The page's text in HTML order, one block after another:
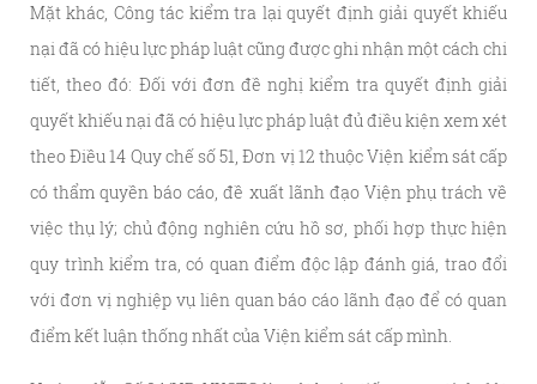
Mặt khác, Công tác kiểm tra lại quyết định giải quyết khiếu
nại đã có hiệu lực pháp luật cũng được ghi nhận một cách chi
tiết, theo đó: Đối với đơn đề nghị kiểm tra quyết định giải
quyết khiếu nại đã có hiệu lực pháp luật đủ điều kiện xem xét
theo Điều 14 Quy chế số 51, Đơn vị 12 thuộc Viện kiểm sát cấp
có thẩm quyền báo cáo, đề xuất lãnh đạo Viện phụ trách về
việc thụ lý; chủ động nghiên cứu hồ sơ, phối hợp thực hiện
quy trình kiểm tra, có quan điểm độc lập đánh giá, trao đổi
với đơn vị nghiệp vụ liên quan báo cáo lãnh đạo để có quan
điểm kết luận thống nhất của Viện kiểm sát cấp mình.